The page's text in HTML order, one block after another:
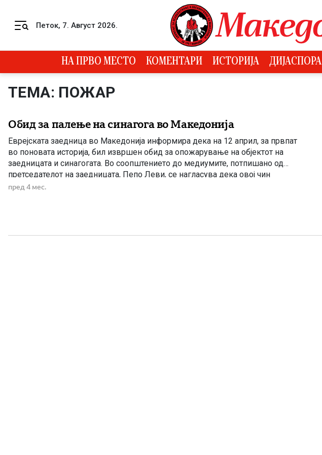
Петок, 7. Август 2026.
НА ПРВО МЕСТО КОМЕНТАРИ ИСТОРИЈА ДИЈАСПОРА
ТЕМА: ПОЖАР
Обид за палење на синагога во Македонија
Еврејската заедница во Македонија информира дека на 12 април, за првпат
во поновата историја, бил извршен обид за опожарување на објектот на
заедницата и синагогата. Во соопштението до медиумите, потпишано од
претседателот на заедницата, Пепо Леви, се нагласува дека овој чин
претставува сериозен напад, не само врз верски објект, туку и врз темелните
пред 4 мес.